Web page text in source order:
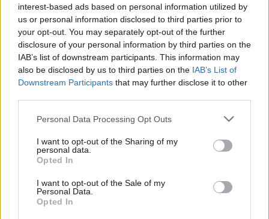
interest-based ads based on personal information utilized by
us or personal information disclosed to third parties prior to
your opt-out. You may separately opt-out of the further
disclosure of your personal information by third parties on the
IAB’s list of downstream participants. This information may
also be disclosed by us to third parties on the IAB’s List of
Downstream Participants that may further disclose it to other
Personal Data Processing Opt Outs
I want to opt-out of the Sharing of my
personal data.
Opted In
I want to opt-out of the Sale of my
Personal Data.
Opted In
Ο έλεγχος του κόστους φέρνει καλύτερα
αποτελέσματα
Η έρευνα δείχνει ακόμη ότι μόνο το35%των
επιχειρήσεων έχει πλήρη εικόνα του πραγματικού
Σύμφωνα με την KPMG, οι οργανισμοί που γνωρίζουν με
ακρίβεια πόσο κοστίζει η λειτουργία των συστημάτων
τους έχουνπέντε φορές περισσότερες πιθανότητες
νοημοσύνη αποδίδουν.